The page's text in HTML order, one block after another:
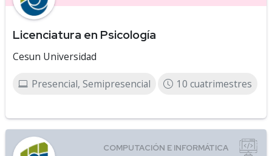
Licenciatura en Psicología
Cesun Universidad
Presencial, Semipresencial 10 cuatrimestres